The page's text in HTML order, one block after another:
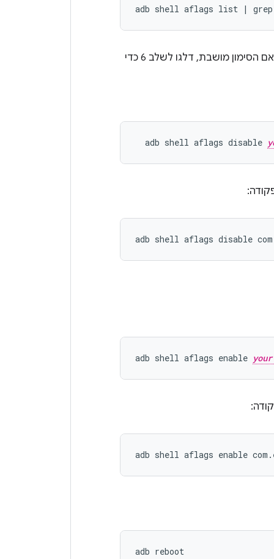
adb shell aflags list | grep
אם הדגל מופעל והקוד שלכם פועל, ממשיכים לשלב 4 כדי להשבית את הדגל. אם הסימון מושבת, דלגו לשלב 6 כדי
  adb shell aflags disable
adb shell aflags enable